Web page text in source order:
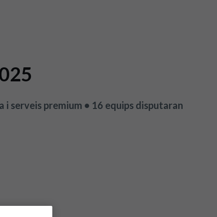
serveis premium • 16 equips disputaran